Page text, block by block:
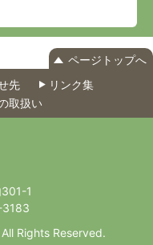
ページトップへ
先
リンク集
取扱い
1
Rights Reserved.